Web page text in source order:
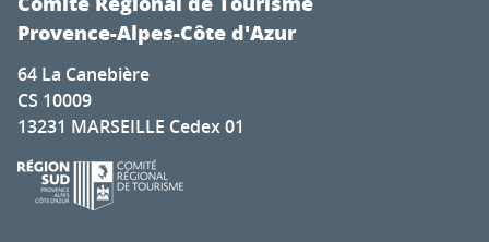
Provence-Alpes-Côte d'Azur
64 La Canebière
CS 10009
13231 MARSEILLE Cedex 01